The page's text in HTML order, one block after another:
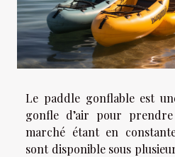
Le paddle gonflable est
gonfle d’air pour
marché étant en
sont disponible sous